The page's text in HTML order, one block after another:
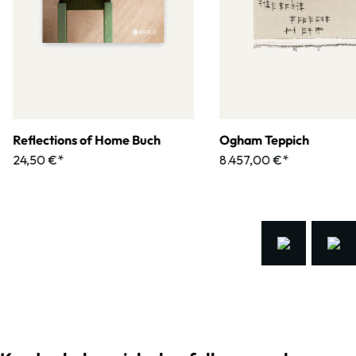
Reflections of Home Buch
24,50 €*
Ogham Teppich
8.457,00 €*